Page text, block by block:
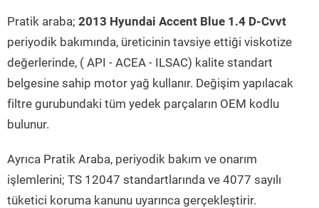
Pratik araba; 2013 Hyundai Accent Blue 1.4 D-Cvvt
periyodik bakımında, üreticinin tavsiye ettiği viskotize
değerlerinde, ( API - ACEA - ILSAC) kalite standart
belgesine sahip motor yağ kullanır. Değişim yapılacak
filtre gurubundaki tüm yedek parçaların OEM kodlu
bulunur.
Ayrıca Pratik Araba, periyodik bakım ve onarım
işlemlerini; TS 12047 standartlarında ve 4077 sayılı
tüketici koruma kanunu uyarınca gerçekleştirir.